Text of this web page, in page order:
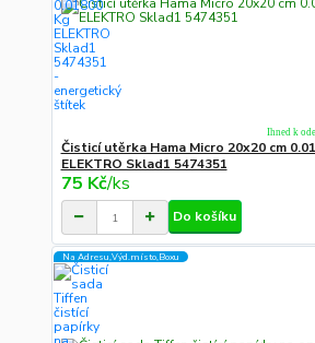
Čisticí utěrka Hama Micro 20x20 cm
ELEKTRO Sklad1 5474351
75 Kč/ks
Ihned k
Do košíku
Na Adresu,Výd.místo,Boxu